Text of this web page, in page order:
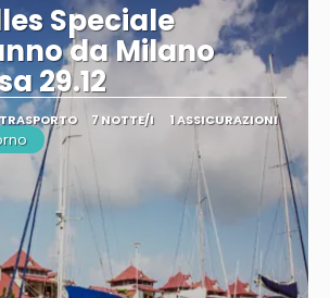
Speciale
da Milano
29.12
7 NOTTE/I 1 ASSICURAZIONI